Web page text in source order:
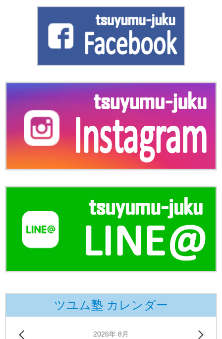
ツユム塾 カレンダー
2026年 8月